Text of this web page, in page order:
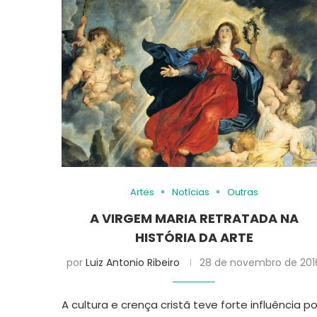
Artes Notícias Outras
A VIRGEM MARIA RETRATADA NA
HISTÓRIA DA ARTE
porLuiz Antonio Ribeiro 28 de novembro de
A cultura e crença cristã teve forte influência